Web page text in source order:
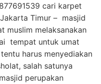
cari karpet
Timur – masjid
muslim melaksanakan
tempat untuk umat
harus menyediakan
salah satunya
perupakan